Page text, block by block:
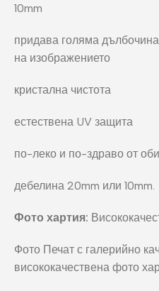
10mm
придава голяма
на изображението
кристална чистота
естествена UV защита
по-леко и по-здраво от
дебелина 20mm или 10mm.
Фото хартия:
Фото Печат с галерийно
висококачествена фото